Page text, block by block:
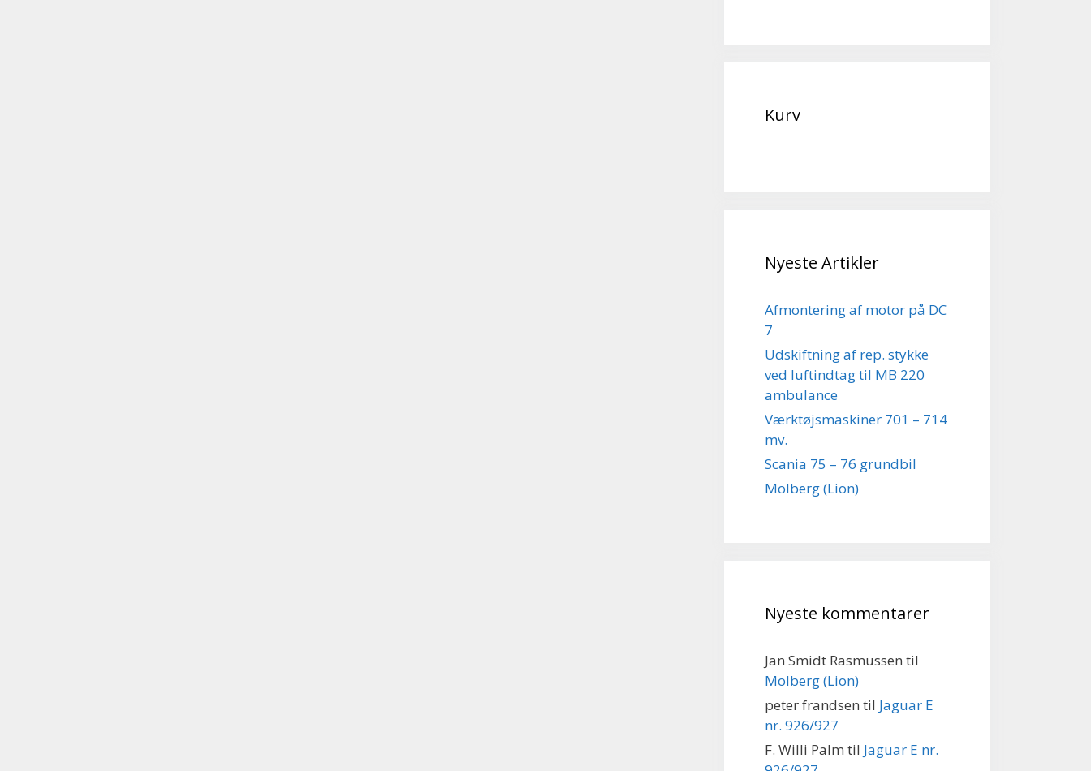
Kurv
Nyeste Artikler
Afmontering af motor på DC
7
Udskiftning af rep. stykke
ved luftindtag til MB 220
ambulance
Værktøjsmaskiner 701 – 714
mv.
Scania 75 – 76 grundbil
Molberg (Lion)
Nyeste kommentarer
Jan Smidt Rasmussen til
Molberg (Lion)
peter frandsen til Jaguar E
nr. 926/927
F. Willi Palm til Jaguar E nr.